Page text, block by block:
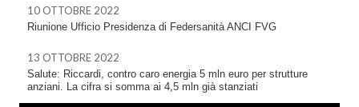
10 OTTOBRE 2022
Riunione Ufficio Presidenza di Federsanità ANCI FVG
13 OTTOBRE 2022
Salute: Riccardi, contro caro energia 5 mln euro per strutture
anziani. La cifra si somma ai 4,5 mln già stanziati